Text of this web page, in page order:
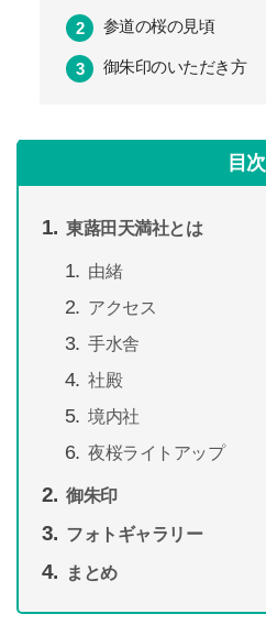
参道の桜の見頃
御朱印のいただき方
目次
東蕗田天満社とは
由緒
アクセス
手水舎
社殿
境内社
夜桜ライトアップ
御朱印
フォトギャラリー
まとめ